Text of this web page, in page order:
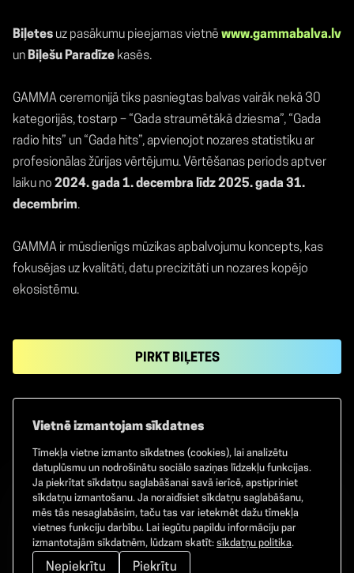
Biļetes uz pasākumu pieejamas vietnē www.gammabalva.lv
un Biļešu Paradīze kasēs.
GAMMA ceremonijā tiks pasniegtas balvas vairāk nekā 30
kategorijās, tostarp – “Gada straumētākā dziesma”, “Gada
radio hits” un “Gada hits”, apvienojot nozares statistiku ar
profesionālas žūrijas vērtējumu. Vērtēšanas periods aptver
laiku no 2024. gada 1. decembra līdz 2025. gada 31.
decembrim.
GAMMA ir mūsdienīgs mūzikas apbalvojumu koncepts, kas
fokusējas uz kvalitāti, datu precizitāti un nozares kopējo
ekosistēmu.
PIRKT BIĻETES
Facebook TikTok Instagram
©2026GAMMA. Visas tiesības aizsargātas.
Vietnē izmantojam sīkdatnes
Tīmekļa vietne izmanto sīkdatnes (cookies), lai analizētu
datuplūsmu un nodrošinātu sociālo saziņas līdzekļu funkcijas.
Ja piekrītat sīkdatņu saglabāšanai savā ierīcē, apstipriniet
sīkdatņu izmantošanu. Ja noraidīsiet sīkdatņu saglabāšanu,
mēs tās nesaglabāsim, taču tas var ietekmēt dažu tīmekļa
vietnes funkciju darbību. Lai iegūtu papildu informāciju par
izmantotajām sīkdatnēm, lūdzam skatīt: sīkdatņu politika.
Nepiekrītu Piekrītu